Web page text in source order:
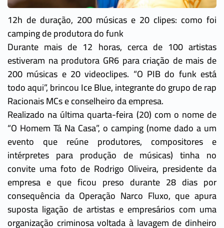
12h de duração, 200 músicas e 20 clipes: como foi
camping de produtora do funk
Durante mais de 12 horas, cerca de 100 artistas
estiveram na produtora GR6 para criação de mais de
200 músicas e 20 videoclipes. “O PIB do funk está
todo aqui”, brincou Ice Blue, integrante do grupo de rap
Racionais MCs e conselheiro da empresa.
Realizado na última quarta-feira (20) com o nome de
“O Homem Tá Na Casa”, o camping (nome dado a um
evento que reúne produtores, compositores e
intérpretes para produção de músicas) tinha no
convite uma foto de Rodrigo Oliveira, presidente da
empresa e que ficou preso durante 28 dias por
consequência da Operação Narco Fluxo, que apura
suposta ligação de artistas e empresários com uma
organização criminosa voltada à lavagem de dinheiro